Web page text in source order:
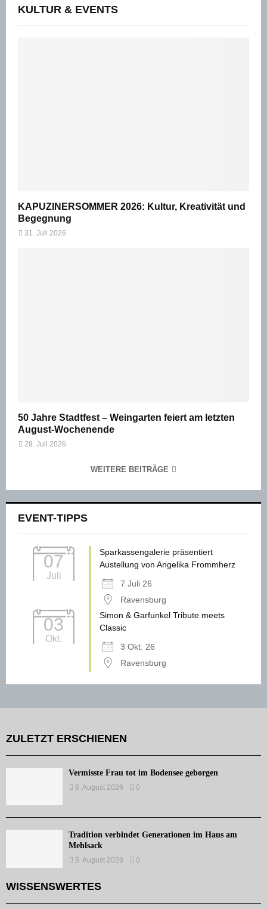
KULTUR & EVENTS
KAPUZINERSOMMER 2026: Kultur, Kreativität und
Begegnung
31. Juli 2026
50 Jahre Stadtfest – Weingarten feiert am letzten
August-Wochenende
29. Juli 2026
WEITERE BEITRÄGE
EVENT-TIPPS
07
Juli
Sparkassengalerie präsentiert
Austellung von Angelika Frommherz
7 Juli 26
Ravensburg
03
Okt.
Simon & Garfunkel Tribute meets
Classic
3 Okt. 26
Ravensburg
ZULETZT ERSCHIENEN
Vermisste Frau tot im Bodensee geborgen
6. August 2026 0
Tradition verbindet Generationen im Haus am
Mehlsack
5. August 2026 0
WISSENSWERTES